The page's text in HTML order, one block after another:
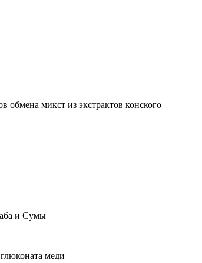
обмена микст из экстрактов конского
и Сумы
меди